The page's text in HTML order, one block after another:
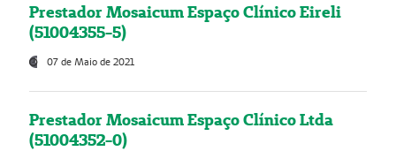
Prestador Mosaicum Espaço Clínico Eireli
(51004355-5)
07 de Maio de 2021
Prestador Mosaicum Espaço Clínico Ltda
(51004352-0)